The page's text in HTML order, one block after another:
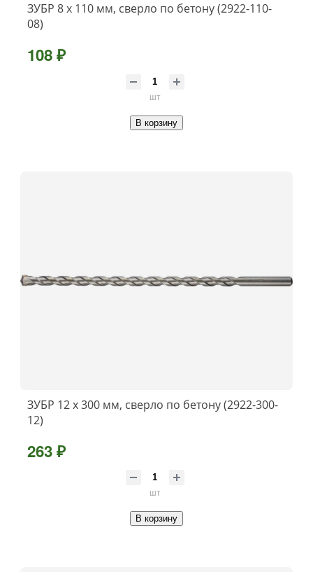
ЗУБР 8 x 110 мм, сверло по бетону (2922-110-
08)
108 ₽
шт
В корзину
ЗУБР 12 x 300 мм, сверло по бетону (2922-300-
12)
263 ₽
шт
В корзину